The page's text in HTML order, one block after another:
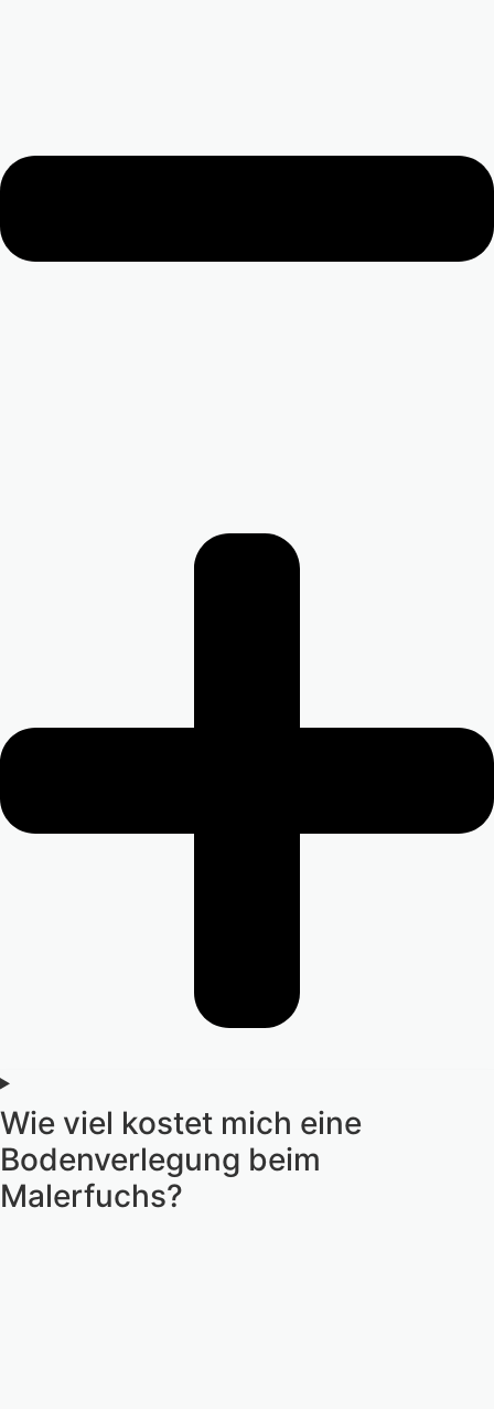
Wie viel kostet mich eine
Bodenverlegung beim
Malerfuchs?